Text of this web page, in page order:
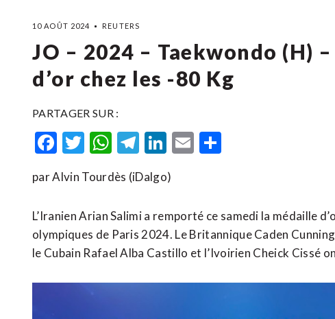
10 AOÛT 2024 REUTERS
JO – 2024 – Taekwondo (H)
d’or chez les -80 Kg
PARTAGER SUR :
Facebook
Twitter
WhatsApp
Telegram
LinkedIn
Email
par Alvin Tourdès (iDalgo)
L’Iranien Arian Salimi a remporté ce samedi la médaille
olympiques de Paris 2024. Le Britannique Caden
le Cubain Rafael Alba Castillo et l’Ivoirien Cheick Cissé